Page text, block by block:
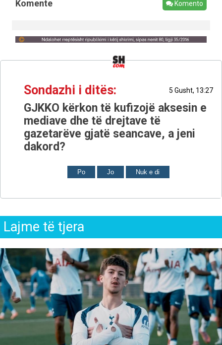
Komente Komento
Sondazhi i ditës: 5 Gusht, 13:27
GJKKO kërkon të kufizojë aksesin e
mediave dhe të drejtave të
gazetarëve gjatë seancave, a jeni
dakord?
Po Jo Nuk e di
Lajme të tjera